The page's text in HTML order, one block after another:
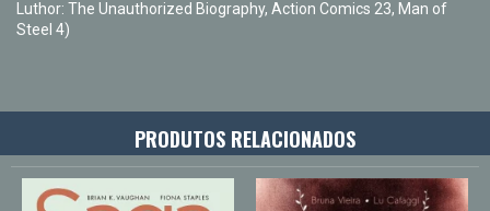
Luthor: The Unauthorized Biography, Action Comics 23, Man of
Steel 4)
PRODUTOS RELACIONADOS